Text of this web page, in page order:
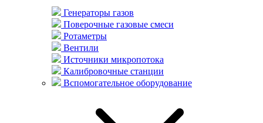
Генераторы газов
Поверочные газовые смеси
Ротаметры
Вентили
Источники микропотока
Калибровочные станции
Вспомогательное оборудование